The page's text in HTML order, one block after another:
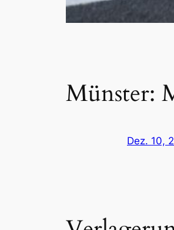
Münster:
Dez. 10,